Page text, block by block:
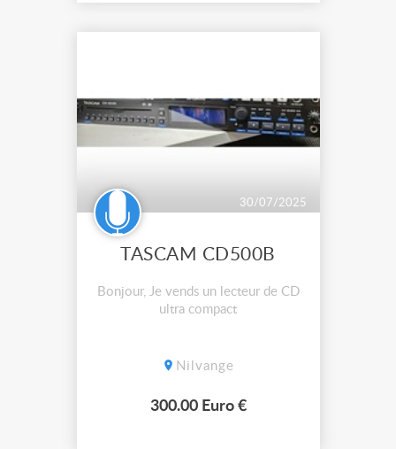
30/07/2025
TASCAM CD500B
Bonjour, Je vends un lecteur de CD
ultra compact
Nilvange
300.00 Euro €